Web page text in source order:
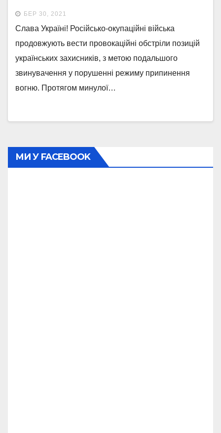
березня 2021 року
БЕР 30, 2021
Слава Україні! Російсько-окупаційні війська
продовжують вести провокаційні обстріли позицій
українських захисників, з метою подальшого
звинувачення у порушенні режиму припинення
вогню. Протягом минулої…
МИ У FACEBOOK